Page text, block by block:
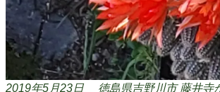
2019年5月23日 徳島県吉野川市藤井寺